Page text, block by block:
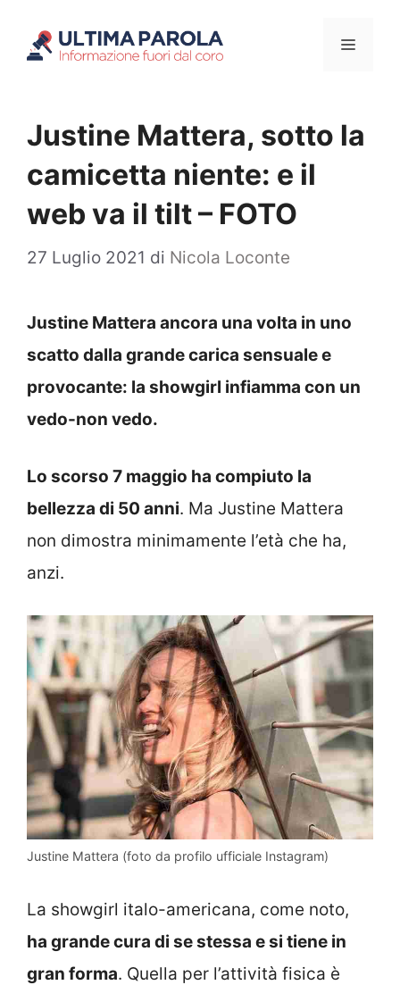
Menu
Justine Mattera, sotto la
camicetta niente: e il
web va il tilt – FOTO
27 Luglio 2021 di Nicola Loconte
Justine Mattera ancora una volta in uno
scatto dalla grande carica sensuale e
provocante: la showgirl infiamma con un
vedo-non vedo.
Lo scorso 7 maggio ha compiuto la
bellezza di 50 anni. Ma Justine Mattera
non dimostra minimamente l’età che ha,
anzi.
Justine Mattera (foto da profilo ufficiale Instagram)
La showgirl italo-americana, come noto,
ha grande cura di se stessa e si tiene in
gran forma. Quella per l’attività fisica è